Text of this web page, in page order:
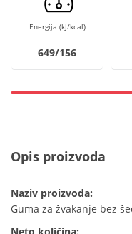
Energija (kJ/kcal)
649/156
Opis proizvoda
Naziv proizvoda:
Guma za žvakanje bez